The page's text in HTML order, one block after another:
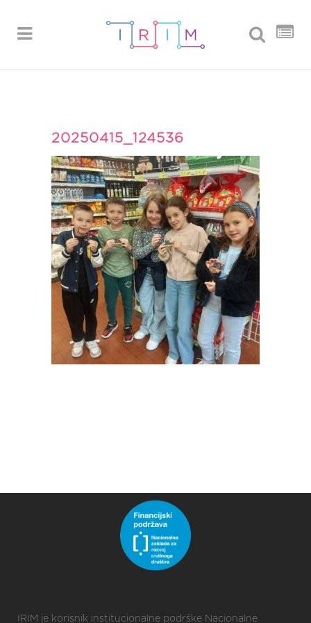
20250415_124536
IRIM je korisnik institucionalne podrške Nacionalne